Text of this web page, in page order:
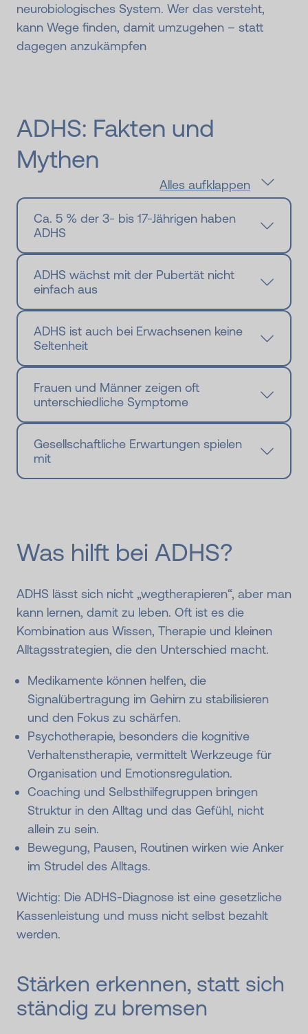
neurobiologisches System. Wer das versteht,
kann Wege finden, damit umzugehen – statt
dagegen anzukämpfen
ADHS: Fakten und
Mythen
Alles aufklappen
Ca. 5 % der 3- bis 17-Jährigen haben
ADHS
ADHS wächst mit der Pubertät nicht
einfach aus
ADHS ist auch bei Erwachsenen keine
Seltenheit
Frauen und Männer zeigen oft
unterschiedliche Symptome
Gesellschaftliche Erwartungen spielen
mit
Was hilft bei ADHS?
ADHS lässt sich nicht „wegtherapieren“, aber man
kann lernen, damit zu leben. Oft ist es die
Kombination aus Wissen, Therapie und kleinen
Alltagsstrategien, die den Unterschied macht.
Medikamente können helfen, die
Signalübertragung im Gehirn zu stabilisieren
und den Fokus zu schärfen.
Psychotherapie, besonders die kognitive
Verhaltenstherapie, vermittelt Werkzeuge für
Organisation und Emotionsregulation.
Coaching und Selbsthilfegruppen bringen
Struktur in den Alltag und das Gefühl, nicht
allein zu sein.
Bewegung, Pausen, Routinen wirken wie Anker
im Strudel des Alltags.
Wichtig: Die ADHS-Diagnose ist eine gesetzliche
Kassenleistung und muss nicht selbst bezahlt
werden.
Stärken erkennen, statt sich
ständig zu bremsen